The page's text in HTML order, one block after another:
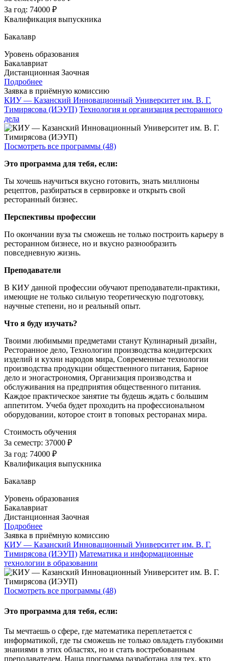
За год: 74000 ₽
Квалификация выпускника
Бакалавр
Уровень образования
Бакалавриат
Дистанционная Заочная
Подробнее
Заявка в приёмную комиссию
КИУ — Казанский Инновационный Университет им. В. Г.
Тимирясова (ИЭУП) Технология и организация ресторанного
дела
Посмотреть все программы (48)
Это программа для тебя, если:
Ты хочешь научиться вкусно готовить, знать миллионы
рецептов, разбираться в сервировке и открыть свой
ресторанный бизнес.
Перспективы профессии
По окончании вуза ты сможешь не только построить карьеру в
ресторанном бизнесе, но и вкусно разнообразить
повседневную жизнь.
Преподаватели
В КИУ данной профессии обучают преподаватели-практики,
имеющие не только сильную теоретическую подготовку,
научные степени, но и реальный опыт.
Что я буду изучать?
Твоими любимыми предметами станут Кулинарный дизайн,
Ресторанное дело, Технологии производства кондитерских
изделий и кухни народов мира, Современные технологии
производства продукции общественного питания, Барное
дело и эногастрономия, Организация производства и
обслуживания на предприятия общественного питания.
Каждое практическое занятие ты будешь ждать с большим
аппетитом. Учеба будет проходить на профессиональном
оборудовании, которое стоит в топовых ресторанах мира.
Стоимость обучения
За семестр: 37000 ₽
За год: 74000 ₽
Квалификация выпускника
Бакалавр
Уровень образования
Бакалавриат
Дистанционная Заочная
Подробнее
Заявка в приёмную комиссию
КИУ — Казанский Инновационный Университет им. В. Г.
Тимирясова (ИЭУП) Математика и информационные
технологии в образовании
Посмотреть все программы (48)
Это программа для тебя, если:
Ты мечтаешь о сфере, где математика переплетается с
информатикой, где ты сможешь не только овладеть глубокими
знаниями в этих областях, но и стать востребованным
преподавателем. Наша программа разработана для тех, кто